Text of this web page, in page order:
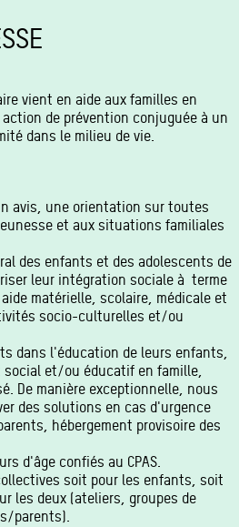
vient en aide aux familles en
de prévention conjuguée à un
dans le milieu de vie.
avis, une orientation sur toutes
et aux situations familiales
des enfants et des adolescents de
leur intégration sociale à terme
matérielle, scolaire, médicale et
socio-culturelles et/ou
dans l'éducation de leurs enfants,
social et/ou éducatif en famille,
De manière exceptionnelle, nous
des solutions en cas d'urgence
hébergement provisoire des
d'âge confiés au CPAS.
soit pour les enfants, soit
les deux (ateliers, groupes de
parents).